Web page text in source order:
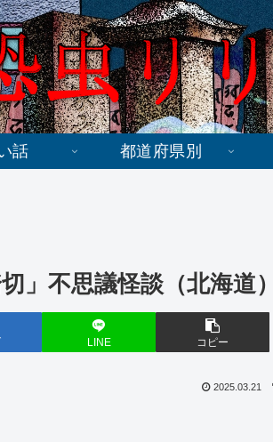
話 都道府県別
」不思議怪談（北海道）
LINE コピー
2025.03.21